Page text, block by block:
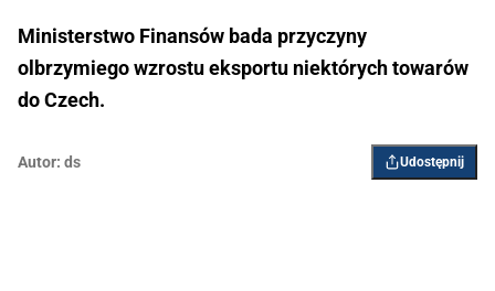
Ministerstwo Finansów bada przyczyny
olbrzymiego wzrostu eksportu niektórych towarów
do Czech.
Autor: ds Udostępnij